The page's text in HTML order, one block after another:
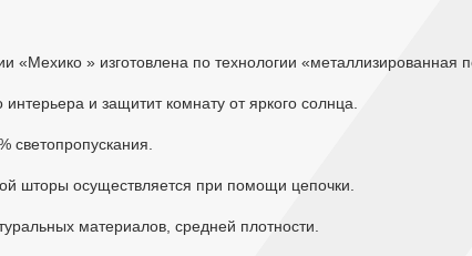
«Мехико » изготовлена по технологии «металлизированная
интерьера и защитит комнату от яркого солнца.
шторы осуществляется при помощи цепочки.
материалов, средней плотности.